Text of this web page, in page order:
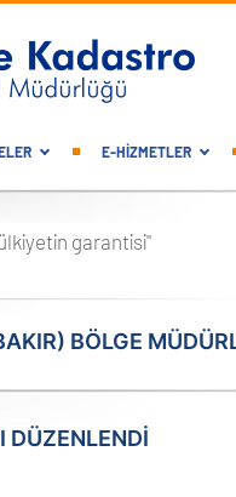
E-HİZMETLER
garantisi"
BÖLGE
DÜZENLENDİ